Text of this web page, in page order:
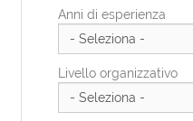
PL